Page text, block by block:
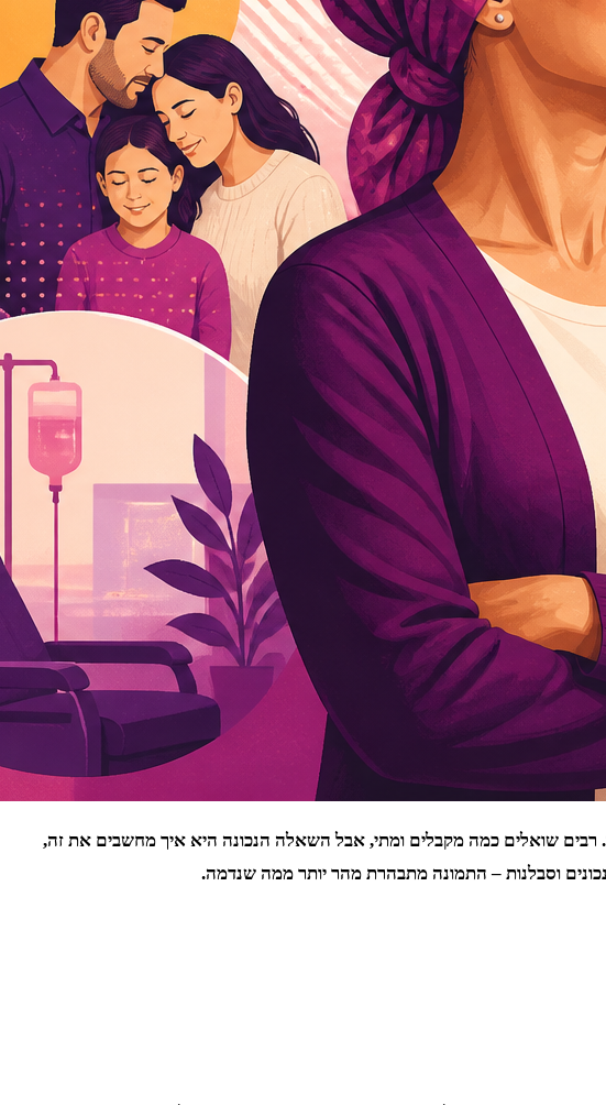
רבים שואלים כמה מקבלים ומתי, אבל השאלה הנכונה היא איך מחשבים את זה,
וסבלנות – התמונה מתבהרת מהר יותר ממה שנדמה.